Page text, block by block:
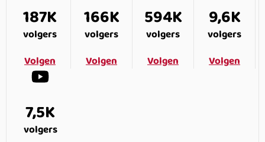
187K
volgers
Volgen
166K
volgers
Volgen
594K
volgers
Volgen
9,6K
volgers
Volgen
7,5K
volgers